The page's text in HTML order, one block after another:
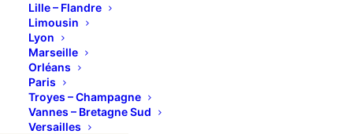
Lille – Flandre
Limousin
Lyon
Marseille
Orléans
Paris
Troyes – Champagne
Vannes – Bretagne Sud
Versailles